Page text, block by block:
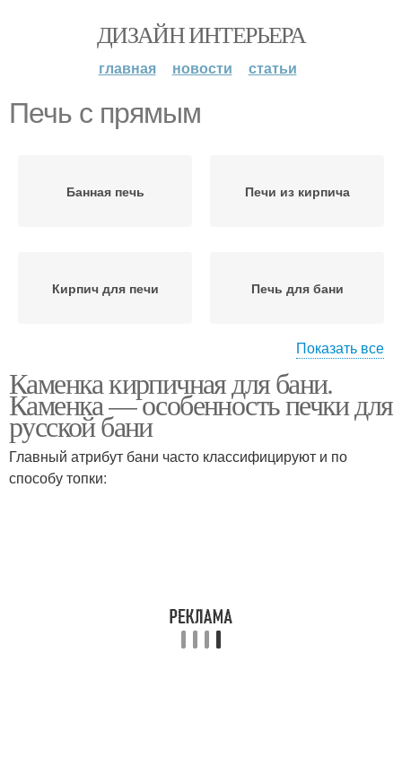
ДИЗАЙН ИНТЕРЬЕРА
главная новости статьи
Печь с прямым
Банная печь Печи из кирпича
Кирпич для печи Печь для бани
Кирпичная печь Печи для бани
Показать все
Каменка кирпичная для бани.
Каменка — особенность печки для
русской бани
Главный атрибут бани часто классифицируют и по
способу топки: